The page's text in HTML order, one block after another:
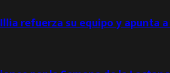
refuerza su equipo y apunta